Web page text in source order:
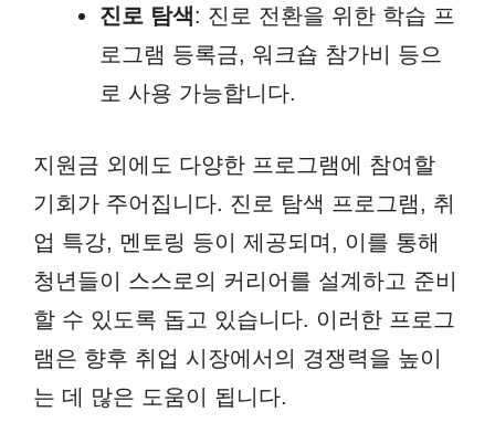
진로 탐색: 진로 전환을 위한 학습 프
로그램 등록금, 워크숍 참가비 등으
로 사용 가능합니다.
지원금 외에도 다양한 프로그램에 참여할
기회가 주어집니다. 진로 탐색 프로그램, 취
업 특강, 멘토링 등이 제공되며, 이를 통해
청년들이 스스로의 커리어를 설계하고 준비
할 수 있도록 돕고 있습니다. 이러한 프로그
램은 향후 취업 시장에서의 경쟁력을 높이
는 데 많은 도움이 됩니다.